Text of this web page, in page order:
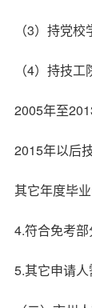
（3）持党
（4）持技
2005年至
2015年以后
其它年度毕
4.符合免考
5.其它申请人